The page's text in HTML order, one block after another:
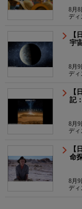
8月8
ディ
【
宇
8月9
ディ
【
記
8月9
ディ
【
命
8月9
ディ